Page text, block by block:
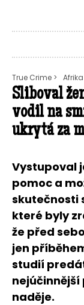
True Crime > Afrika
Sliboval
vodil na
ukrytá za
Vystupoval
pomoc a
skutečnosti
které byly
že před
jen
studií
naděje.